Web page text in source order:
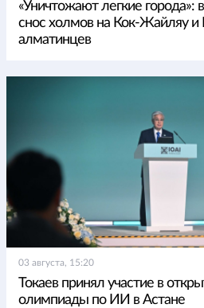
«Уничтожают легкие города»:
снос холмов на Кок-Жайляу и
алматинцев
03 августа, 15:20
Токаев принял участие в
олимпиады по ИИ в Астане